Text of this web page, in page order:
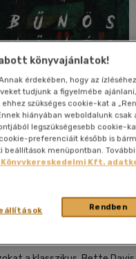
könyvajánlatok!
érdekében, hogy az
tudjunk a figyelmébe
szükséges cookie-kat a
hiányában weboldalunk csak
legszükségesebb cookie-
preferenciáit később is
beállítások menüpontban.
Kft.
Rendben